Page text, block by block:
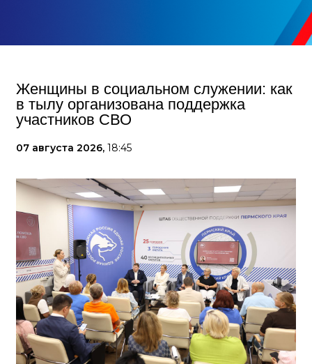
Женщины в социальном служении: как
в тылу организована поддержка
участников СВО
07 августа 2026, 18:45